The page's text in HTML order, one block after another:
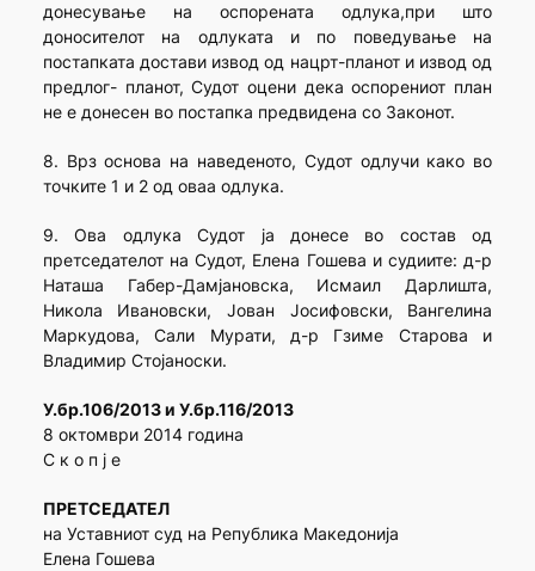
донесување на оспорената одлука,при што
доносителот на одлуката и по поведување на
постапката достави извод од нацрт-планот и извод од
предлог- планот, Судот оцени дека оспорениот план
не е донесен во постапка предвидена со Законот.
8. Врз основа на наведеното, Судот одлучи како во
точките 1 и 2 од оваа одлука.
9. Ова одлука Судот ја донесе во состав од
претседателот на Судот, Елена Гошева и судиите: д-р
Наташа Габер-Дамјановска, Исмаил Дарлишта,
Никола Ивановски, Јован Јосифовски, Вангелина
Маркудова, Сали Мурати, д-р Гзиме Старова и
Владимир Стојаноски.
У.бр.106/2013 и У.бр.116/2013
8 октомври 2014 година
С к о п ј е
ПРЕТСЕДАТЕЛ
на Уставниот суд на Република Македонија
Елена Гошева